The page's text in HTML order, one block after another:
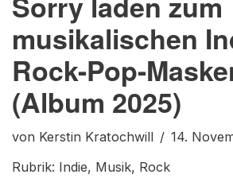
musikalischen
Rock-Pop-
(Album 2025)
von Kerstin Kratochwill
14.
Rubrik: Indie, Musik, Rock